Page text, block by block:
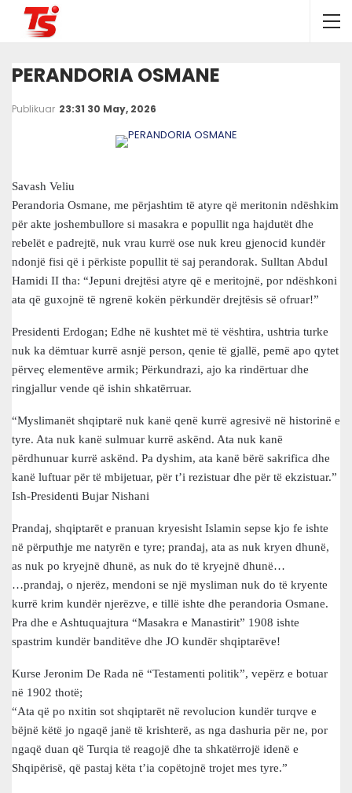
PERANDORIA OSMANE
Publikuar 23:31 30 May, 2026
Savash Veliu
Perandoria Osmane, me përjashtim të atyre që meritonin ndëshkim
për akte joshembullore si masakra e popullit nga hajdutët dhe
rebelët e padrejtë, nuk vrau kurrë ose nuk kreu gjenocid kundër
ndonjë fisi që i përkiste popullit të saj perandorak. Sulltan Abdul
Hamidi II tha: “Jepuni drejtësi atyre që e meritojnë, por ndëshkoni
ata që guxojnë të ngrenë kokën përkundër drejtësis së ofruar!”
Presidenti Erdogan; Edhe në kushtet më të vështira, ushtria turke
nuk ka dëmtuar kurrë asnjë person, qenie të gjallë, pemë apo qytet
përveç elementëve armik; Përkundrazi, ajo ka rindërtuar dhe
ringjallur vende që ishin shkatërruar.
“Myslimanët shqiptarë nuk kanë qenë kurrë agresivë në historinë e
tyre. Ata nuk kanë sulmuar kurrë askënd. Ata nuk kanë
përdhunuar kurrë askënd. Pa dyshim, ata kanë bërë sakrifica dhe
kanë luftuar për të mbijetuar, për t’i rezistuar dhe për të ekzistuar.”
Ish-Presidenti Bujar Nishani
Prandaj, shqiptarët e pranuan kryesisht Islamin sepse kjo fe ishte
në përputhje me natyrën e tyre; prandaj, ata as nuk kryen dhunë,
as nuk po kryejnë dhunë, as nuk do të kryejnë dhunë…
…prandaj, o njerëz, mendoni se një mysliman nuk do të kryente
kurrë krim kundër njerëzve, e tillë ishte dhe perandoria Osmane.
Pra dhe e Ashtuquajtura “Masakra e Manastirit” 1908 ishte
spastrim kundër banditëve dhe JO kundër shqiptarëve!
Kurse Jeronim De Rada në “Testamenti politik”, vepërz e botuar
në 1902 thotë;
“Ata që po nxitin sot shqiptarët në revolucion kundër turqve e
bëjnë këtë jo ngaqë janë të krishterë, as nga dashuria për ne, por
ngaqë duan që Turqia të reagojë dhe ta shkatërrojë idenë e
Shqipërisë, që pastaj këta t’ia copëtojnë trojet mes tyre.”